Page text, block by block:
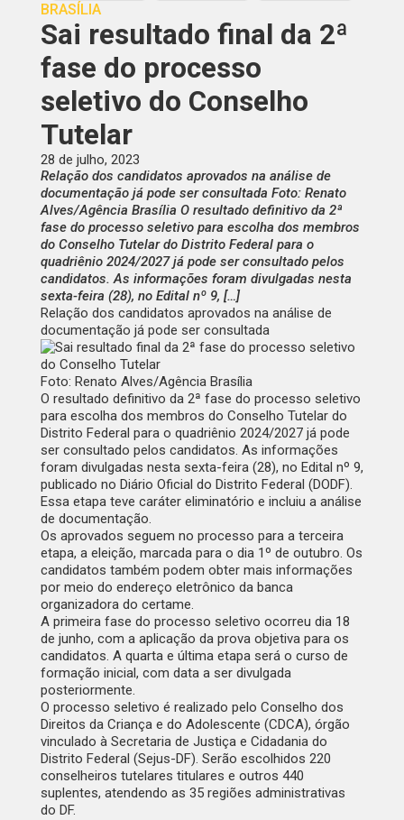
BRASÍLIA
Sai resultado final da 2ª
fase do processo
seletivo do Conselho
Tutelar
28 de julho, 2023
Relação dos candidatos aprovados na análise de
documentação já pode ser consultada Foto: Renato
Alves/Agência Brasília O resultado definitivo da 2ª
fase do processo seletivo para escolha dos membros
do Conselho Tutelar do Distrito Federal para o
quadriênio 2024/2027 já pode ser consultado pelos
candidatos. As informações foram divulgadas nesta
sexta-feira (28), no Edital nº 9, […]
Relação dos candidatos aprovados na análise de
documentação já pode ser consultada
Foto: Renato Alves/Agência Brasília
O resultado definitivo da 2ª fase do processo seletivo
para escolha dos membros do Conselho Tutelar do
Distrito Federal para o quadriênio 2024/2027 já pode
ser consultado pelos candidatos. As informações
foram divulgadas nesta sexta-feira (28), no Edital nº 9,
publicado no Diário Oficial do Distrito Federal (DODF).
Essa etapa teve caráter eliminatório e incluiu a análise
de documentação.
Os aprovados seguem no processo para a terceira
etapa, a eleição, marcada para o dia 1º de outubro. Os
candidatos também podem obter mais informações
por meio do endereço eletrônico da banca
organizadora do certame.
A primeira fase do processo seletivo ocorreu dia 18
de junho, com a aplicação da prova objetiva para os
candidatos. A quarta e última etapa será o curso de
formação inicial, com data a ser divulgada
posteriormente.
O processo seletivo é realizado pelo Conselho dos
Direitos da Criança e do Adolescente (CDCA), órgão
vinculado à Secretaria de Justiça e Cidadania do
Distrito Federal (Sejus-DF). Serão escolhidos 220
conselheiros tutelares titulares e outros 440
suplentes, atendendo as 35 regiões administrativas
do DF.